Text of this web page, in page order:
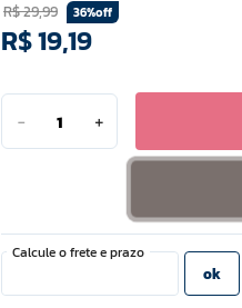
R$29,99 36%off
R$19,19
＋
－